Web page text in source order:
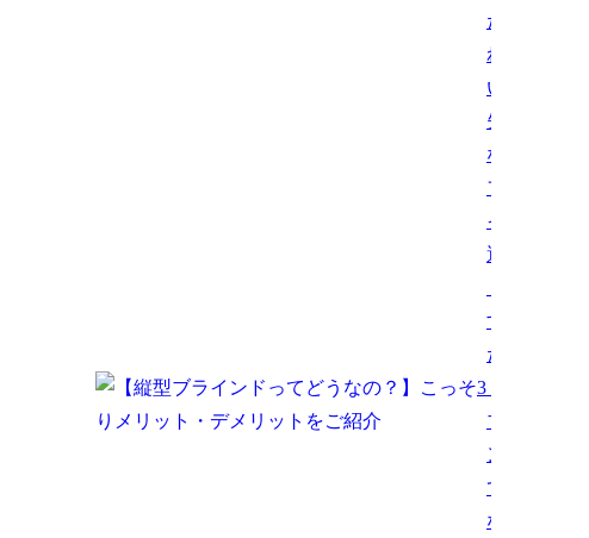
たら通
れな
い…】
失敗し
ないソ
ファサ
イズの
選び方
すぎ
た！】
3
ブライ
ンドっ
てどう
な